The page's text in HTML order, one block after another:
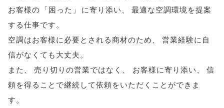
お客様の 「困った 」 に寄り添い
最適な空調環境を提案
する仕事です。
空調はお客様に必要とされる商材のため
営業経験に自
信がなくても大丈夫。
また
売り切りの営業ではなく お客様に寄り添い
信
頼を得ることで継続して依頼をいただくことができま
す。